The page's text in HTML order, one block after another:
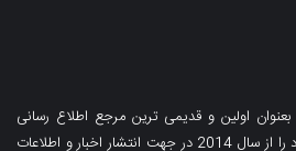
بعنوان اولین و قدیمی ترین مرجع اطلاع رسانی
فارسی زبان در قبرس فعالیت خود را از سال 2014 در جهت انتشار اخبار و اطلاعات